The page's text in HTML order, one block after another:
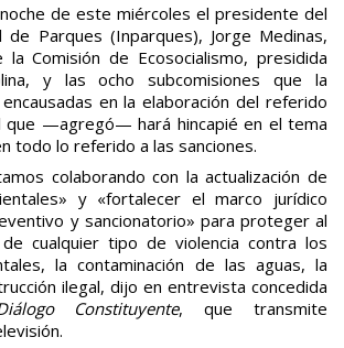
de este miércoles el presidente del
de Parques (Inparques), Jorge Medinas,
la Comisión de Ecosocialismo, presidida
y las ocho subcomisiones que la
en la elaboración del referido
que —agregó— hará hincapié en el tema
todo lo referido a las sanciones.
colaborando con la actualización de
y «fortalecer el marco jurídico
y sancionatorio» para proteger al
cualquier tipo de violencia contra los
la contaminación de las aguas, la
ilegal, dijo en entrevista concedida
Constituyente, que transmite